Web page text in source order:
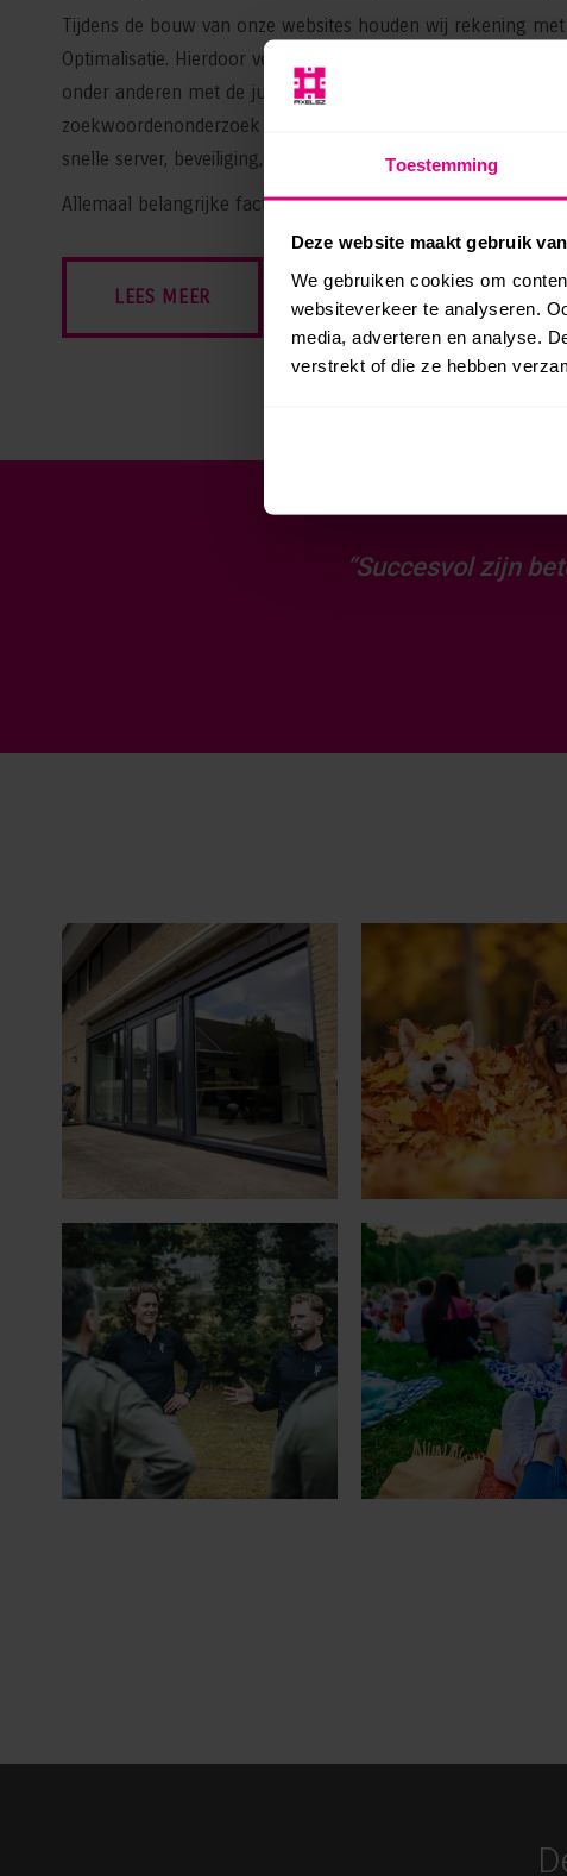
Toestemming
Deze website maakt gebruik
We gebruiken cookies om
websiteverkeer te analyseren.
media, adverteren en analyse.
verstrekt of die ze hebben
Tijdens de bouw van onze websites houden wij rekening
Optimalisatie. Hierdoor verbeteren wij de vindbaarheid van
onder anderen met de juiste zoekwoorden. Deze worden aan
zoekwoordenonderzoek bepaald. Daarnaast zorgen wij ook
snelle server, beveiliging, de juiste afbeeldingen en perfecte
Allemaal belangrijke factoren die de vindbaarheid van jouw
LEES MEER
“Succesvol zijn